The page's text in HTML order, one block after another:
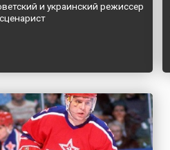
и украинский режиссер